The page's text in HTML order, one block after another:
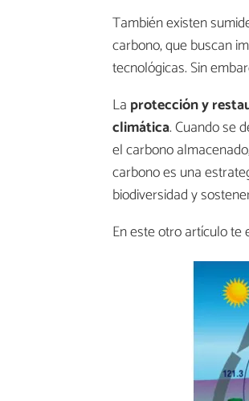
También existen
carbono, que buscan
tecnológicas. Sin
La protección y
climática. Cuando se
el carbono
carbono es una
biodiversidad y
En este otro artículo